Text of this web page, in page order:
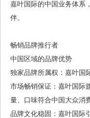
嘉叶国际的中国业务体系
伴。
畅销品牌推行者
中国区域的品牌优势
独家品牌所属权：嘉叶国
市场畅销保证：嘉叶国际
量、口味符合中国大众消
品牌文化稳固：嘉叶国际